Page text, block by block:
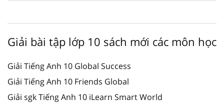
Giải bài tập lớp 10 sách mới các môn học
Giải Tiếng Anh 10 Global Success
Giải Tiếng Anh 10 Friends Global
Giải sgk Tiếng Anh 10 iLearn Smart World